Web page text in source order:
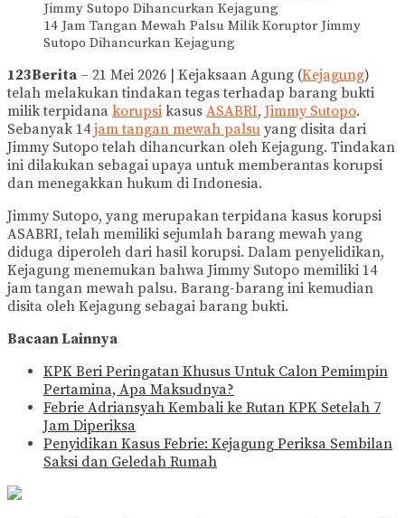
14 Jam Tangan Mewah Palsu Milik Koruptor Jimmy
Sutopo Dihancurkan Kejagung
123Berita – 21 Mei 2026 | Kejaksaan Agung (Kejagung)
telah melakukan tindakan tegas terhadap barang bukti
milik terpidana korupsi kasus ASABRI, Jimmy Sutopo.
Sebanyak 14 jam tangan mewah palsu yang disita dari
Jimmy Sutopo telah dihancurkan oleh Kejagung. Tindakan
ini dilakukan sebagai upaya untuk memberantas korupsi
dan menegakkan hukum di Indonesia.
Jimmy Sutopo, yang merupakan terpidana kasus korupsi
ASABRI, telah memiliki sejumlah barang mewah yang
diduga diperoleh dari hasil korupsi. Dalam penyelidikan,
Kejagung menemukan bahwa Jimmy Sutopo memiliki 14
jam tangan mewah palsu. Barang-barang ini kemudian
disita oleh Kejagung sebagai barang bukti.
Bacaan Lainnya
KPK Beri Peringatan Khusus Untuk Calon Pemimpin
Pertamina, Apa Maksudnya?
Febrie Adriansyah Kembali ke Rutan KPK Setelah 7
Jam Diperiksa
Penyidikan Kasus Febrie: Kejagung Periksa Sembilan
Saksi dan Geledah Rumah